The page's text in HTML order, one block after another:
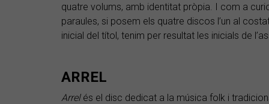
quatre volums, amb identitat pròpia. I com a
paraules, si posem els quatre discos l’un al
inicial del títol, tenim per resultat les inicials de
ARREL
Arrelés el disc dedicat a la música folk i